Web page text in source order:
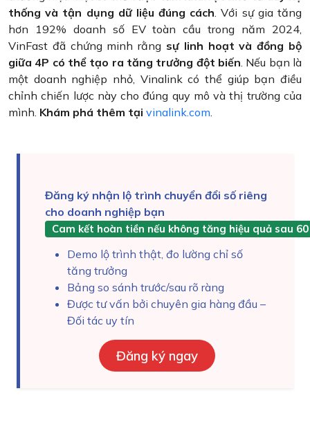
thống và tận dụng dữ liệu đúng cách . Với sự gia tăng
hơn 192% doanh số EV toàn cầu trong năm 2024,
VinFast đã chứng minh rằng sự linh hoạt và đồng bộ
giữa 4P có thể tạo ra tăng trưởng đột biến . Nếu bạn là
một doanh nghiệp nhỏ, Vinalink có thể giúp bạn điều
chỉnh chiến lược này cho đúng quy mô và thị trường của
mình. Khám phá thêm tại vinalink.com
Đăng ký nhận lộ trình chuyển đổi số riêng
cho doanh nghiệp bạn
Cam kết hoàn tiền nếu không tăng hiệu quả sau
Demo lộ trình thật, đo lường chỉ số
tăng trưởng
Bảng so sánh trước/sau rõ ràng
Được tư vấn bởi chuyên gia hàng đầu –
Đối tác uy tín
Đăng ký ngay